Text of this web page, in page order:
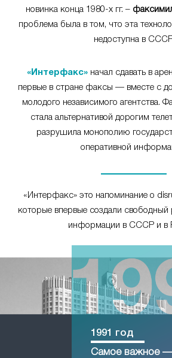
новинка конца 1980-х гг. –
проблема была в том, что эта
недоступна в
«Интерфакс» начал сдавать в
первые в стране факсы — вместе с
молодого независимого агентства.
стала альтернативой дорогим
разрушила монополию
оперативной
«Интерфакс» это напоминание о
которые впервые создали свободный
информации в СССР и в
1991 год
Самое важное